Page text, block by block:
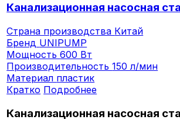
Канализационная насосная
Страна производства Китай
Бренд UNIPUMP
Мощность600 Вт
Производительность150 л/мин
Материал пластик
Кратко Подробнее
Канализационная насосная